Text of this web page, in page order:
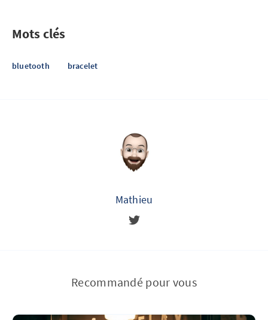
Mots clés
bluetooth bracelet
Mathieu
Recommandé pour vous